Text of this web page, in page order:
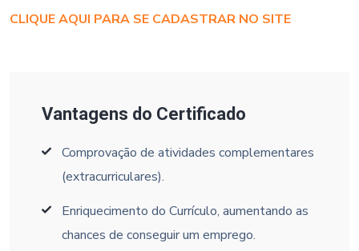
CLIQUE AQUI PARA SE CADASTRAR NO SITE
Vantagens do Certificado
Comprovação de atividades complementares
(extracurriculares).
Enriquecimento do Currículo, aumentando as
chances de conseguir um emprego.